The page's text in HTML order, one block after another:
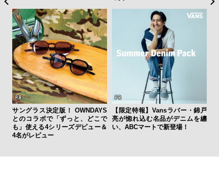
サングラス決定版！ OWNDAYS
とのコラボで「ずっと、どこで
も」使える4シリーズデビュー＆
4名がレビュー
【限定特報】Vansラバー・錦戸
亮が惚れ込む名品がデニムを纏
い、ABCマートで新登場！